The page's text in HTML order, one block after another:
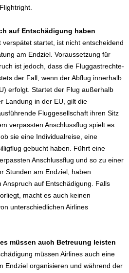
auf Entschädigung haben
verspätet startet, ist nicht entscheidend
am Endziel. Voraussetzung für
ist jedoch, dass die Fluggastrechte-
der Fall, wenn der Abflug innerhalb
erfolgt. Startet der Flug außerhalb
Landung in der EU, gilt die
Fluggesellschaft ihren Sitz
verpassten Anschlussflug spielt es
sie eine Individualreise, eine
gebucht haben. Führt eine
Anschlussflug und so zu einer
Stunden am Endziel, haben
auf Entschädigung. Falls
macht es auch keinen
unterschiedlichen Airlines
müssen auch Betreuung leisten
müssen Airlines auch eine
Endziel organisieren und während der